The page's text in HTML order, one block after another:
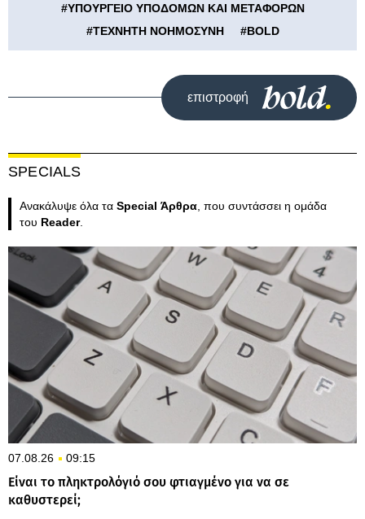
#ΥΠΟΥΡΓΕΙΟ ΥΠΟΔΟΜΩΝ ΚΑΙ ΜΕΤΑΦΟΡΩΝ
#ΤΕΧΝΗΤΗ ΝΟΗΜΟΣΥΝΗ #BOLD
επιστροφή
SPECIALS
Ανακάλυψε όλα τα Special Άρθρα , που συντάσσει η ομάδα
του Reader.
07.08.26 09:15
Είναι το πληκτρολόγιό σου φτιαγμένο για να σε
καθυστερεί;